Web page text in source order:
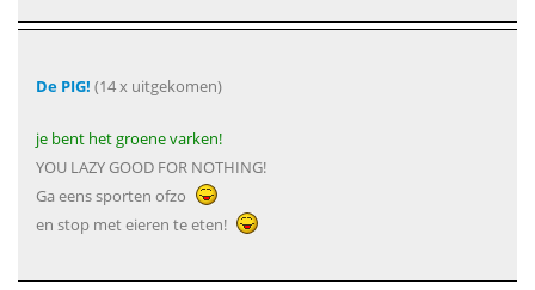
De PIG! (14 x uitgekomen)
je bent het groene varken!
YOU LAZY GOOD FOR NOTHING!
Ga eens sporten ofzo
en stop met eieren te eten!